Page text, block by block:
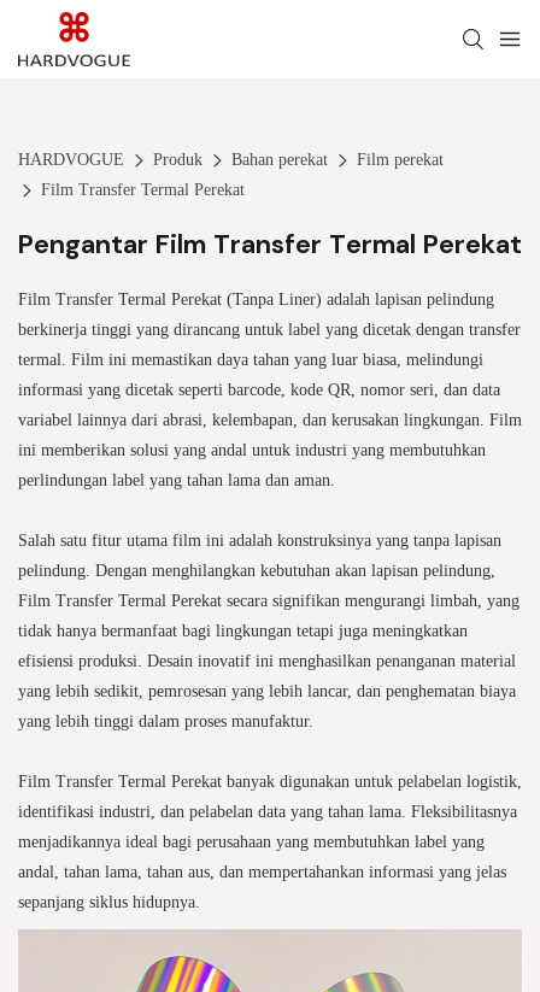
HARDVOGUE Produk Bahan perekat
Film perekat
Film Transfer Termal Perekat
Pengantar Film Transfer Termal Perekat
Film Transfer Termal Perekat (Tanpa Liner) adalah lapisan pelindung
berkinerja tinggi yang dirancang untuk label yang dicetak dengan transfer
termal. Film ini memastikan daya tahan yang luar biasa, melindungi
informasi yang dicetak seperti barcode, kode QR, nomor seri, dan data
variabel lainnya dari abrasi, kelembapan, dan kerusakan lingkungan. Film
ini memberikan solusi yang andal untuk industri yang membutuhkan
perlindungan label yang tahan lama dan aman.
Salah satu fitur utama film ini adalah konstruksinya yang tanpa lapisan
pelindung. Dengan menghilangkan kebutuhan akan lapisan pelindung,
Film Transfer Termal Perekat secara signifikan mengurangi limbah, yang
tidak hanya bermanfaat bagi lingkungan tetapi juga meningkatkan
efisiensi produksi. Desain inovatif ini menghasilkan penanganan material
yang lebih sedikit, pemrosesan yang lebih lancar, dan penghematan biaya
yang lebih tinggi dalam proses manufaktur.
Film Transfer Termal Perekat banyak digunakan untuk pelabelan logistik,
identifikasi industri, dan pelabelan data yang tahan lama. Fleksibilitasnya
menjadikannya ideal bagi perusahaan yang membutuhkan label yang
andal, tahan lama, tahan aus, dan mempertahankan informasi yang jelas
sepanjang siklus hidupnya.